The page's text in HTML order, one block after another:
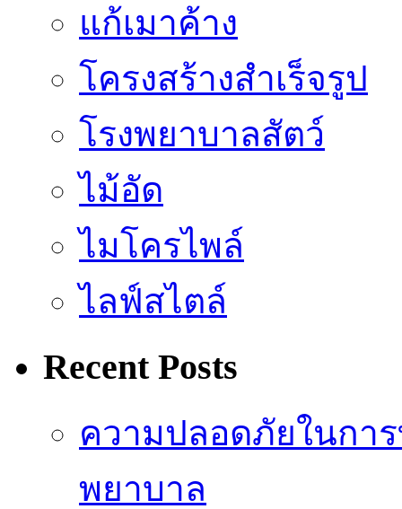
แก้เมาค้าง
โครงสร้างสำเร็จรูป
โรงพยาบาลสัตว์
ไม้อัด
ไมโครไพล์
ไลฟ์สไตล์
Recent Posts
ความปลอดภัยในกา
พยาบาล